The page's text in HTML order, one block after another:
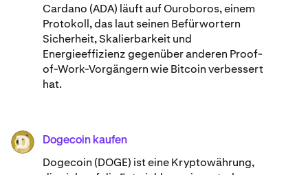
Cardano (ADA) ​​läuft auf Ouroboros, einem
Protokoll, das laut seinen Befürwortern
Sicherheit, Skalierbarkeit und
Energieeffizienz gegenüber anderen Proof-
of-Work-Vorgängern wie Bitcoin verbessert
hat.
DOGE Dogecoin kaufen
Dogecoin (DOGE) ist eine Kryptowährung,